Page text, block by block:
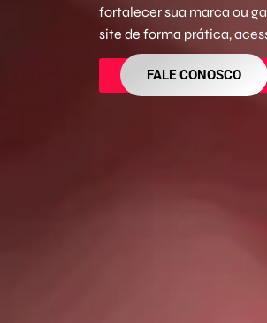
fortalecer sua marca ou
site de forma prática,
FALE CONOSCO